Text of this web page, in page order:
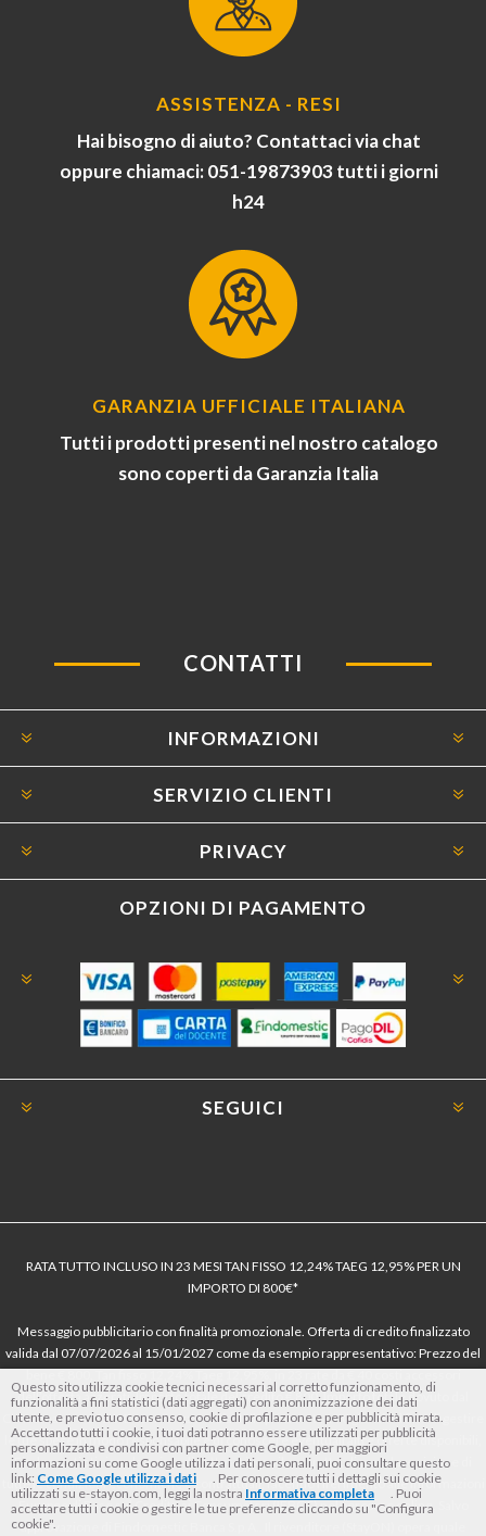
ASSISTENZA - RESI
Hai bisogno di aiuto? Contattaci via chat
oppure chiamaci: 051-19873903 tutti i giorni
h24
GARANZIA UFFICIALE ITALIANA
Tutti i prodotti presenti nel nostro catalogo
sono coperti da Garanzia Italia
CONTATTI
INFORMAZIONI
SERVIZIO CLIENTI
PRIVACY
OPZIONI DI PAGAMENTO
SEGUICI
RATA TUTTO INCLUSO IN 23 MESI TAN FISSO 12,24% TAEG 12,95% PER UN
IMPORTO DI 800€*
Messaggio pubblicitario con finalità promozionale. Offerta di credito finalizzato
valida dal 07/07/2026 al 15/01/2027 come da esempio rappresentativo: Prezzo del
dell’offerta azzerati. Importo totale del credito € 800. Importo totale dovuto dal
Consumatore € 920. Decorrenza media della prima rata a 90 giorni. Al fine di gestire
le tue spese in modo responsabile e di conoscere eventuali altre offerte disponibili,
Findomestic ti ricorda, prima di sottoscrivere il contratto, di prendere visione di
tutte le condizioni economiche e contrattuali, facendo riferimento alle Informazioni
Europee di Base sul Credito ai Consumatori (IEBCC) nel percorso online. Salvo
approvazione di Findomestic Banca S.p.A.. Il rivenditore (StayON) opera quale
Questo sito utilizza cookie tecnici necessari al corretto funzionamento, di
funzionalità a fini statistici (dati aggregati) con anonimizzazione dei dati
utente, e previo tuo consenso, cookie di profilazione e per pubblicità mirata.
Accettando tutti i cookie, i tuoi dati potranno essere utilizzati per pubblicità
personalizzata e condivisi con partner come Google, per maggiori
informazioni su come Google utilizza i dati personali, puoi consultare questo
link: Come Google utilizza i dati
. Per conoscere tutti i dettagli sui cookie
utilizzati su e-stayon.com, leggi la nostra Informativa completa
. Puoi
accettare tutti i cookie o gestire le tue preferenze cliccando su "Configura
cookie".